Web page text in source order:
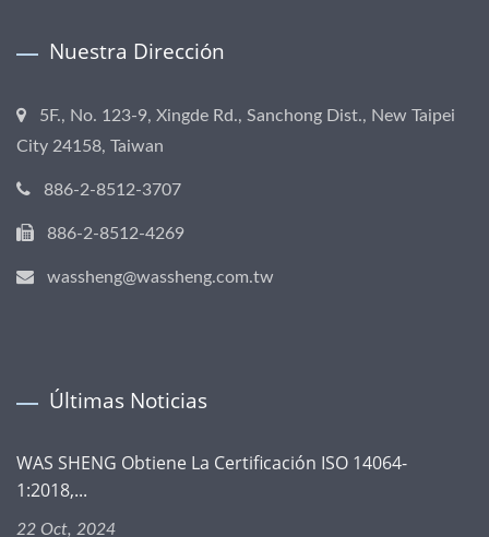
Nuestra Dirección
5F., No. 123-9, Xingde Rd., Sanchong Dist., New Taipei
City 24158, Taiwan
886-2-8512-3707
886-2-8512-4269
wassheng@wassheng.com.tw
Últimas Noticias
WAS SHENG Obtiene La Certificación ISO 14064-
1:2018,...
22 Oct, 2024